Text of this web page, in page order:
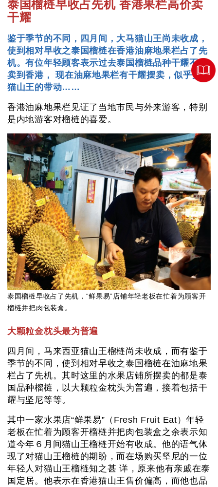
泰国榴梿早收占先机 香港果栏高价卖
干耀
鉴于季节的不同，四月间，大马猫山王尚未收成，
使到相对早收之泰国榴梿在香港油麻地果栏占了先
机。有位年轻顾客表示过去泰国榴梿品种干耀不曾
卖到香港， 现在油麻地果栏有干耀摆卖，似乎受到
猫山王的带动……
香港油麻地果栏见证了当地市民与外来游客，特别
是内地游客对榴梿的喜爱。
泰国榴梿早收占了先机，“鲜果易”店铺年轻老板在忙着为顾客开
榴梿并把肉包装盒。
大颗粒金枕头最为普遍
四月间，马来西亚猫山王榴梿尚未收成，而有鉴于
季节的不同，使到相对早收之泰国榴梿在油麻地果
栏占了先机。其时这里的水果店铺所摆卖的都是泰
国品种榴梿，以大颗粒金枕头为普遍，接着包括干
耀与坚尼等等。
其中一家水果店“鲜果易”（Fresh Fruit Eat）年轻
老板在忙着为顾客开榴梿并把肉包装盒之余表示知
道今年６月间猫山王榴梿开始有收成。他的语气体
现了对猫山王榴梿的期盼，而在场购买坚尼的一位
年轻人对猫山王榴梿知之甚 详，原来他有亲戚在泰
国定居。他表示在香港猫山王售价偏高，而他也品